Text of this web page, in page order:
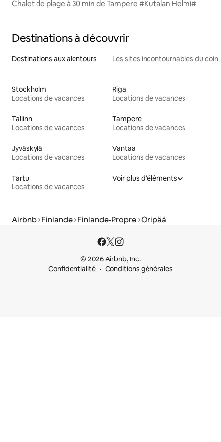
Chalet de plage à 30 min de Tampere #Kutalan Helmi#
Destinations à découvrir
Destinations aux alentours Les sites incontournables du coin
Stockholm
Locations de vacances
Riga
Locations de vacances
Tallinn
Locations de vacances
Tampere
Locations de vacances
Jyväskylä
Locations de vacances
Vantaa
Locations de vacances
Tartu
Locations de vacances
Voir plus d'éléments
Airbnb Finlande Finlande-Propre Oripää
© 2026 Airbnb, Inc.
Confidentialité
Conditions générales